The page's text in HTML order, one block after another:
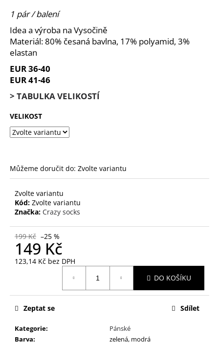
0,0
z
5
hvězdiček.
1 pár / balení
Idea a výroba na Vysočině
Materiál: 80% česaná bavlna, 17% polyamid, 3%
elastan
EUR 36-40
EUR 41-46
> TABULKA VELIKOSTÍ
VELIKOST
Můžeme doručit do: Zvolte variantu
Zvolte variantu
Kód: Zvolte variantu
Značka: Crazy socks
199 Kč –25 %
149 Kč
123,14 Kč bez DPH
DO KOŠÍKU
Kategorie:
Pánské
Barva:
zelená, modrá
Zeptat se Sdílet
a
j
í
t
?
o
p
o
u
u
m
NORD
99
Kč